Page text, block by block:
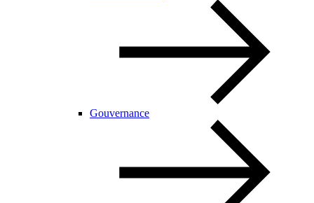
Gouvernance